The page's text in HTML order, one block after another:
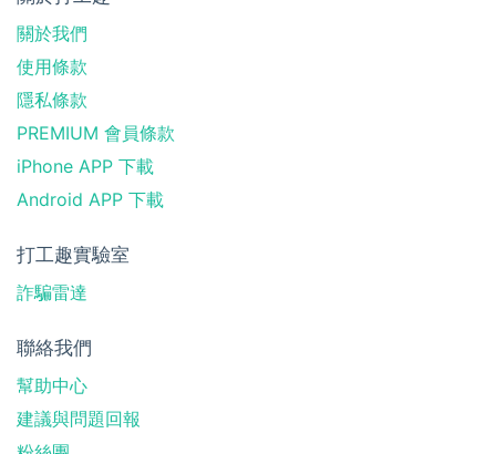
關於我們
使用條款
隱私條款
PREMIUM 會員條款
iPhone APP 下載
Android APP 下載
打工趣實驗室
詐騙雷達
聯絡我們
幫助中心
建議與問題回報